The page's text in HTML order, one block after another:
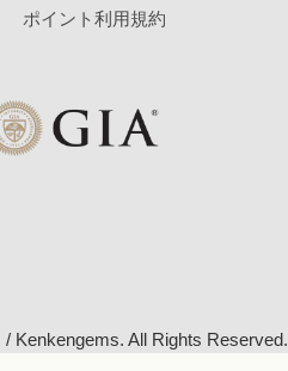
ポイント利用規約
Kenkengems. All Rights Reserved.